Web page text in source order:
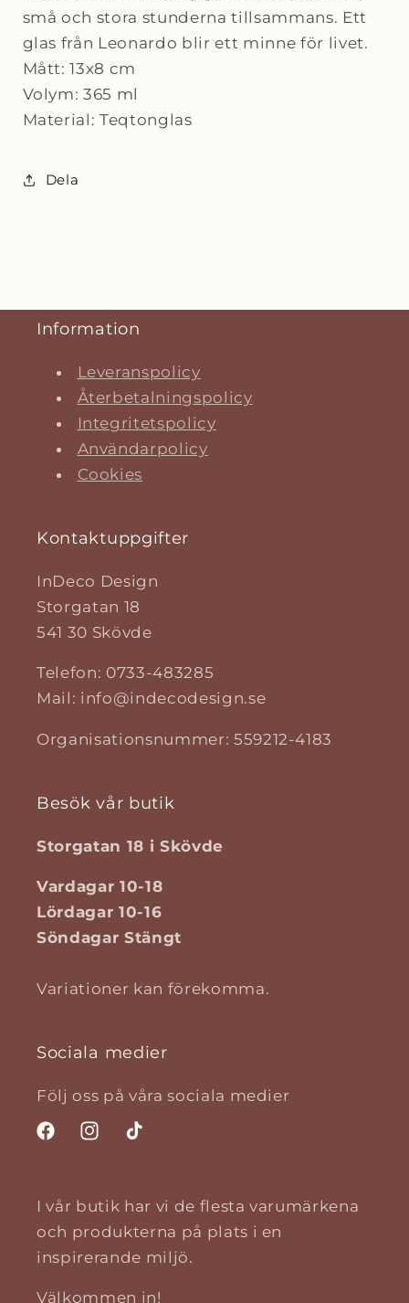
små och stora stunderna tillsammans. Ett
glas från Leonardo blir ett minne för livet.
Mått: 13x8 cm
Volym: 365 ml
Material: Teqtonglas
Dela
Information
Leveranspolicy
Återbetalningspolicy
Integritetspolicy
Användarpolicy
Cookies
Kontaktuppgifter
InDeco Design
Storgatan 18
541 30 Skövde
Telefon: 0733-483285
Mail: info@indecodesign.se
Organisationsnummer: 559212-4183
Besök vår butik
Storgatan 18 i Skövde
Vardagar 10-18
Lördagar 10-16
Söndagar Stängt
Variationer kan förekomma.
Sociala medier
Följ oss på våra sociala medier
FacebookInstagramTikTok
I vår butik har vi de flesta varumärkena
och produkterna på plats i en
inspirerande miljö.
Välkommen in!